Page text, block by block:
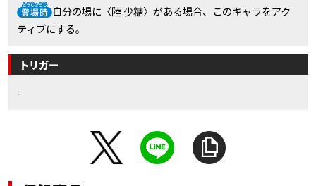
自分の場に〈陸 少糖〉がある場合、このキャラをアク
ティブにする。
トリガー
-